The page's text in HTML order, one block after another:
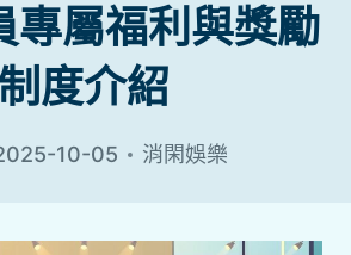
專屬福利與獎勵
制度介紹
10-05 消閑娛樂